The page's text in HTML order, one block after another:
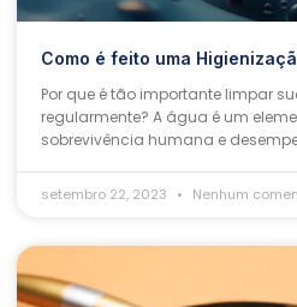
Como é feito uma
Por que é tão importante limpar
regularmente? A água é um
sobrevivência humana e
setembro 22, 2023 Nenhum